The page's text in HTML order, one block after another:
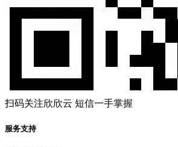
扫码关注欣欣云 短信一手掌握
服务支持